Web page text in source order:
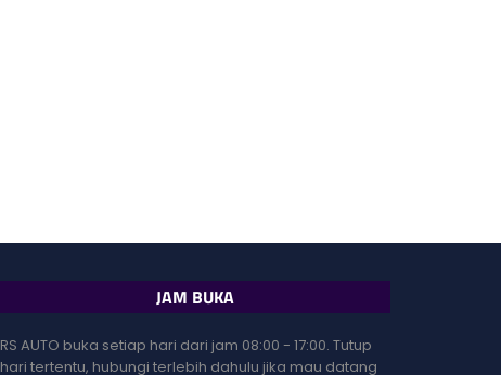
JAM BUKA
RS AUTO buka setiap hari dari jam 08:00 - 17:00. Tutup
hari tertentu, hubungi terlebih dahulu jika mau datang